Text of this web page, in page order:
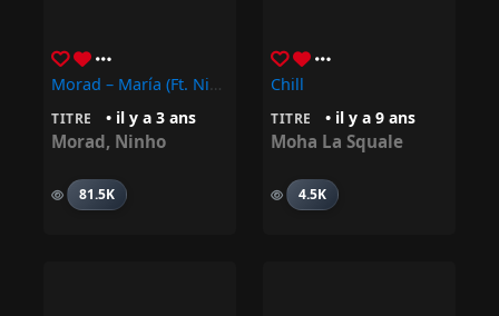
Morad – María (Ft. Ninho)
TITRE • il y a 3 ans
Morad, Ninho
81.5K
Chill
TITRE • il y a 9 ans
Moha La Squale
4.5K